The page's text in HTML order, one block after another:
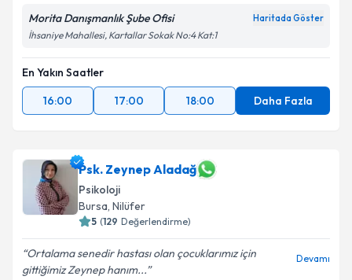
Morita Danışmanlık Şube Ofisi Haritada Göster
İhsaniye Mahallesi, Kartallar Sokak No:4 Kat:1
En Yakın Saatler
16:00
17:00 18:00 Daha Fazla
Psk. Zeynep Aladağ
Psikoloji
Bursa, Nilüfer
5 (129 Değerlendirme)
Ortalama senedir hastası olan çocuklarımız için
gittiğimiz Zeynep hanım...
Devamı